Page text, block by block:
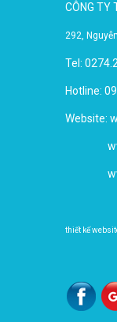
CÔNG TY
292,
Tel:
Hotline:
Website:
thiết kế